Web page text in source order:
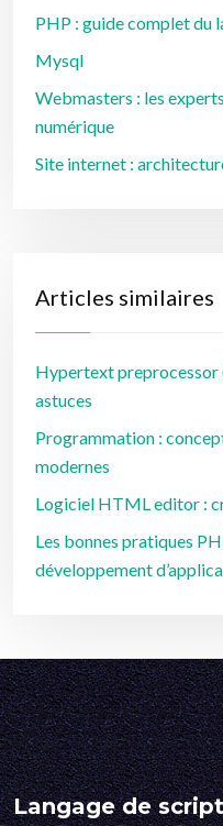
PHP : guide complet du
Mysql
Webmasters : les
numérique
Site internet :
Articles similaires
Hypertext preprocessor
astuces
Programmation :
modernes
Logiciel HTML editor :
Les bonnes pratiques
développement
Langage de script